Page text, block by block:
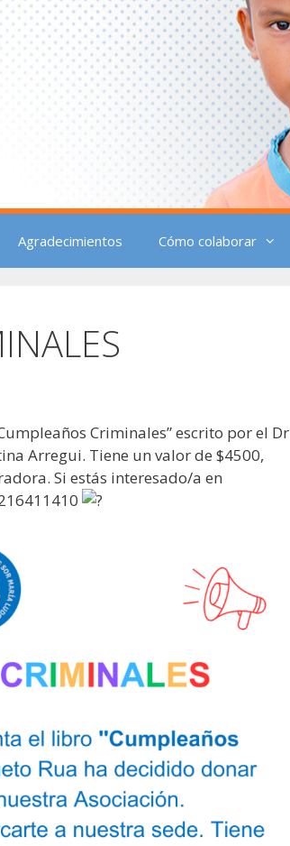
Agradecimientos Cómo colaborar
Criminales” escrito por el Dr
Arregui. Tiene un valor de $4500,
Si estás interesado/a en